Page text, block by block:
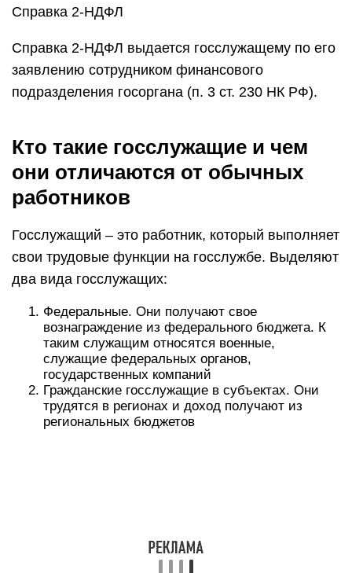
Справка 2-НДФЛ
Справка 2-НДФЛ выдается госслужащему по его
заявлению сотрудником финансового
подразделения госоргана (п. 3 ст. 230 НК РФ).
Кто такие госслужащие и чем
они отличаются от обычных
работников
Госслужащий – это работник, который выполняет
свои трудовые функции на госслужбе. Выделяют
два вида госслужащих:
Федеральные. Они получают свое
вознаграждение из федерального бюджета. К
таким служащим относятся военные,
служащие федеральных органов,
государственных компаний
Гражданские госслужащие в субъектах. Они
трудятся в регионах и доход получают из
региональных бюджетов